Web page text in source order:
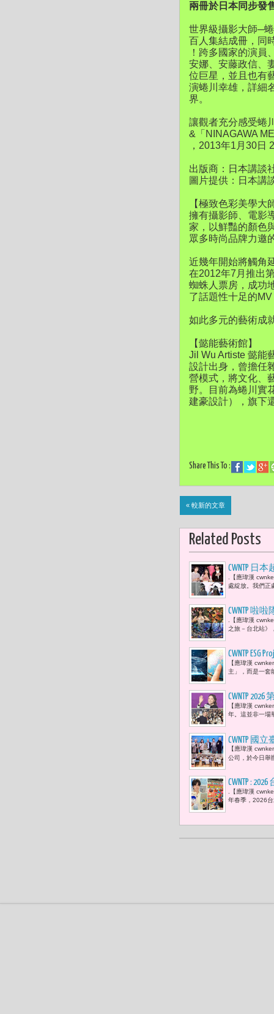
兩冊於日本同步發
世界級攝影大師─
百人集結成冊，同
！跨多國家的演
安娜、安藤政信、
位巨星，並且也有
演蜷川幸雄，詳細
界。
讓觀者充分感受蜷
&「NINAGAWA
，2013年1月30日
出版商：日本講談
圖片提供：日本講
【極致色彩美學大
擁有攝影師、電影
家，以鮮豔的顏色
眾多時尚品牌力邀
近幾年開始將觸角
在2012年7月推出
蜘蛛人票房，成功
了話題性十足的MV
如此多元的藝術成
【懿能藝術館】
Jil Wu Artiste 懿能
設計出身，曾擔任
營模式，將文化、
野。目前為蜷川實
建豪設計），旗下
Share This To :
« 較新的文章
Related Posts
CWNTP 日本
.【應瑋漢
處綻放。我們正
CWNTP 啦
』，才能
.【應瑋漢
之旅－台北站》
CWNTP
【應瑋漢
主」，而是一套
CWNTP
己與世界
【應瑋漢
年。這並非一場
CWNTP 國
來，覺得
【應瑋漢
公司，於今日舉
CWNTP :
日、韓、泰
.【應瑋漢
年春季，2026